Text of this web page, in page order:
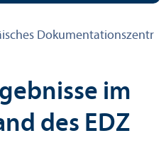
im
des EDZ